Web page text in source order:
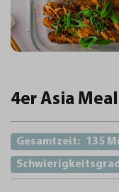
4er Asia
Gesamtzeit:
135